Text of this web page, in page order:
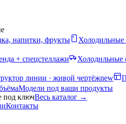
напитки, фрукты
+ спецстеллажи Холодильные
линии · живой чертёжnew
Модели под ваши продукты
под ключВесь каталог →
Контакты